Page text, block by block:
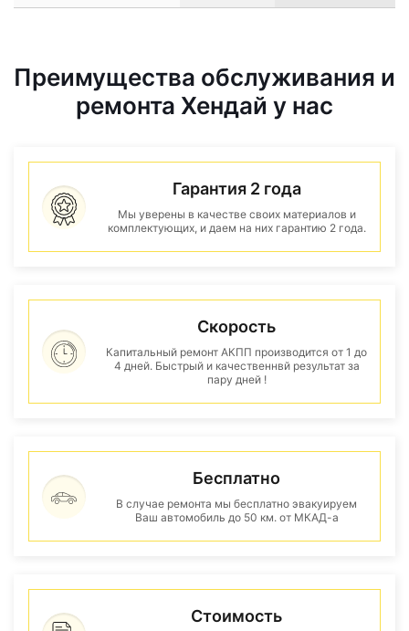
Преимущества обслуживания и
ремонта Хендай у нас
Гарантия 2 года
Мы уверены в качестве своих материалов и
комплектующих, и даем на них гарантию 2 года.
Скорость
Капитальный ремонт АКПП производится от 1 до
4 дней. Быстрый и качественнвй результат за
пару дней !
Бесплатно
В случае ремонта мы бесплатно эвакуируем
Ваш автомобиль до 50 км. от МКАД-а
Стоимость